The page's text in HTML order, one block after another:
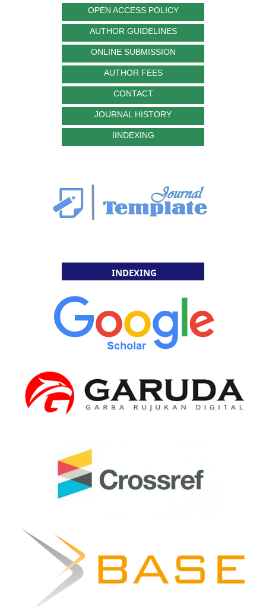
OPEN ACCESS POLICY
AUTHOR GUIDELINES
ONLINE SUBMISSION
AUTHOR FEES
CONTACT
JOURNAL HISTORY
IINDEXING
INDEXING